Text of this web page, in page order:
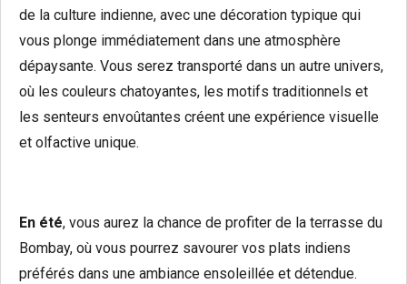
de la culture indienne, avec une décoration typique qui
vous plonge immédiatement dans une atmosphère
dépaysante. Vous serez transporté dans un autre univers,
où les couleurs chatoyantes, les motifs traditionnels et
les senteurs envoûtantes créent une expérience visuelle
et olfactive unique.
En été, vous aurez la chance de profiter de la terrasse du
Bombay, où vous pourrez savourer vos plats indiens
préférés dans une ambiance ensoleillée et détendue.